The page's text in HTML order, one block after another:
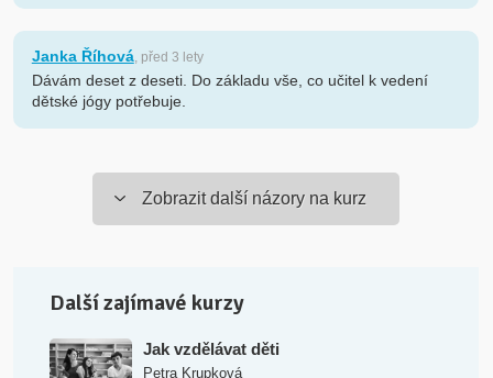
Janka Říhová, před 3 lety
Dávám deset z deseti. Do základu vše, co učitel k vedení
dětské jógy potřebuje.
Zobrazit další názory na kurz
Další zajímavé kurzy
Jak vzdělávat děti
Petra Krupková